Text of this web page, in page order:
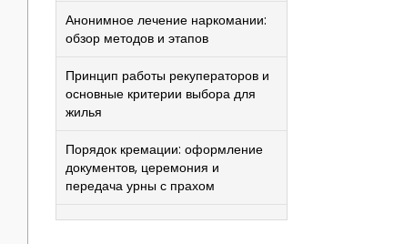
Анонимное лечение наркомании:
обзор методов и этапов
Принцип работы рекуператоров и
основные критерии выбора для
жилья
Порядок кремации: оформление
документов, церемония и
передача урны с прахом